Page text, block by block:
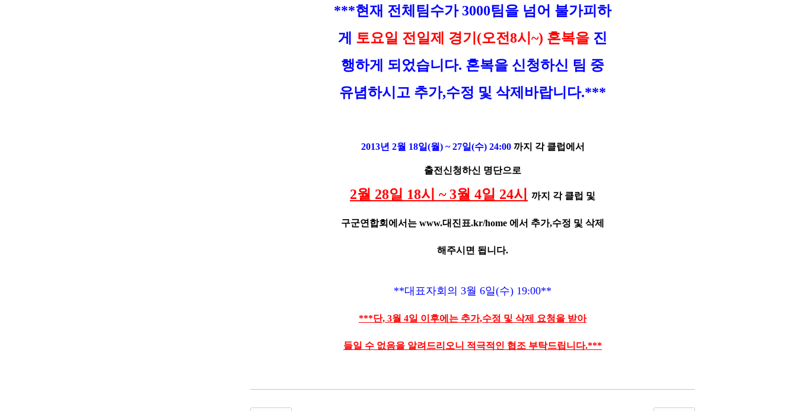
***현재 전체팀수가 3000팀을 넘어 불가피하
게 토요일 전일제 경기(오전8시~) 혼복을 진
행하게 되었습니다. 혼복을 신청하신 팀 중
유념하시고 추가,수정 및 삭제바랍니다.***
2013년 2월 18일(월) ~ 27일(수) 24:00까지 각 클럽에서
출전신청하신 명단으로
2월 28일 18시 ~ 3월 4일 24시 까지 각 클럽 및
구군연합회에서는 www.대진표.kr/home 에서 추가,수정 및 삭제
해주시면 됩니다.
**대표자회의 3월 6일(수) 19:00**
***단, 3월 4일 이후에는 추가,수정 및 삭제 요청을 받아
들일 수 없음을 알려드리오니 적극적인 협조 부탁드립니다.***